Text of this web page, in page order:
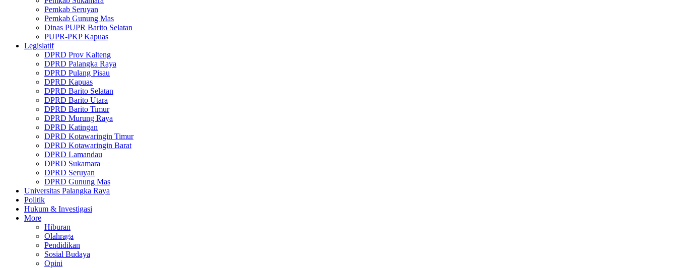
Pemkab Seruyan
Pemkab Gunung Mas
Dinas PUPR Barito Selatan
PUPR-PKP Kapuas
Legislatif
DPRD Prov Kalteng
DPRD Palangka Raya
DPRD Pulang Pisau
DPRD Kapuas
DPRD Barito Selatan
DPRD Barito Utara
DPRD Barito Timur
DPRD Murung Raya
DPRD Katingan
DPRD Kotawaringin Timur
DPRD Kotawaringin Barat
DPRD Lamandau
DPRD Sukamara
DPRD Seruyan
DPRD Gunung Mas
Universitas Palangka Raya
Politik
Hukum & Investigasi
More
Hiburan
Olahraga
Pendidikan
Sosial Budaya
Opini